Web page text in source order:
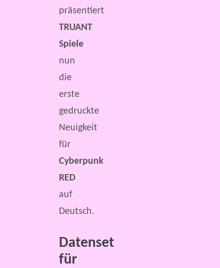
präsentiert
TRUANT
Spiele
nun
die
erste
gedruckte
Neuigkeit
für
Cyberpunk
RED
auf
Deutsch.
Datenset
für